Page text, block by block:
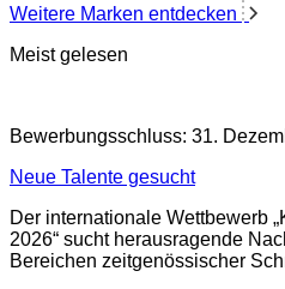
Weitere Marken entdecken
Meist gelesen
Bewerbungsschluss: 31.
Neue Talente gesucht
Der internationale Wettbewerb
2026“ sucht herausragende
Bereichen zeitgenössischer